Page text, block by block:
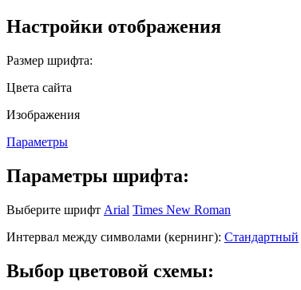
Настройки отображения
Размер шрифта:
Цвета сайта
Изображения
Параметры
Параметры шрифта:
Выберите шрифт Arial Times New Roman
Интервал между символами (кернинг): Стандартный
Выбор цветовой схемы: